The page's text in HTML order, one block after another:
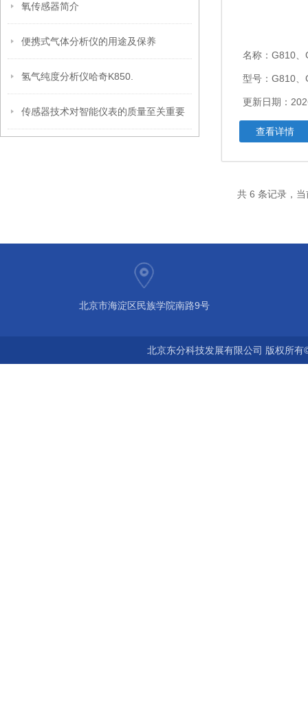
氧传感器简介
便携式气体分析仪的用途及保养
氢气纯度分析仪哈奇K850.
传感器技术对智能仪表的质量至关重要
名称： G810、
型号：G810、
更新日期：
查看详情
共 6 条记录，
北京市海淀区民族学院南路9号
北京东分科技发展有限公司 版权所